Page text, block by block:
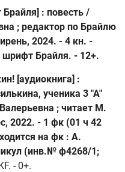
: повесть /
; редактор по Брайлю
2024. - 4 кн. -
Брайля. - 12+.
[аудиокнига] :
ученика 3 "А"
; читает М.
2022. - 1 фк (01 ч 42
на фк : А.
(инв.№ ф4268/1;
- 0+.